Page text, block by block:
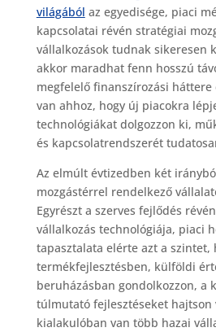
világából az egyedisége, piaci
kapcsolatai révén stratégiai
vállalkozások tudnak sikeresen
akkor maradhat fenn hosszú
megfelelő finanszírozási háttere
van ahhoz, hogy új piacokra
technológiákat dolgozzon ki,
és kapcsolatrendszerét
Az elmúlt évtizedben két
mozgástérrel rendelkező
Egyrészt a szerves fejlődés
vállalkozás technológiája, piaci
tapasztalata elérte azt a szintet,
termékfejlesztésben, külföldi
beruházásban gondolkozzon, a
túlmutató fejlesztéseket hajtson
kialakulóban van több hazai